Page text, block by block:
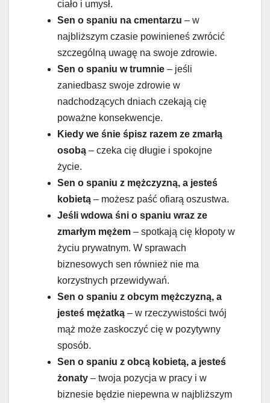
ciało i umysł.
Sen o spaniu na cmentarzu – w
najbliższym czasie powinieneś zwrócić
szczególną uwagę na swoje zdrowie.
Sen o spaniu w trumnie – jeśli
zaniedbasz swoje zdrowie w
nadchodzących dniach czekają cię
poważne konsekwencje.
Kiedy we śnie śpisz razem ze zmarłą
osobą – czeka cię długie i spokojne
życie.
Sen o spaniu z mężczyzną, a jesteś
kobietą – możesz paść ofiarą oszustwa.
Jeśli wdowa śni o spaniu wraz ze
zmarłym mężem – spotkają cię kłopoty w
życiu prywatnym. W sprawach
biznesowych sen również nie ma
korzystnych przewidywań.
Sen o spaniu z obcym mężczyzną, a
jesteś mężatką – w rzeczywistości twój
mąż może zaskoczyć cię w pozytywny
sposób.
Sen o spaniu z obcą kobietą, a jesteś
żonaty – twoja pozycja w pracy i w
biznesie będzie niepewna w najbliższym